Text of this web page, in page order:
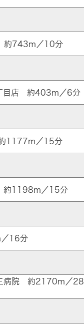
約743m／10分
目店 約403m／6分
1177m／15分
約1198m／15分
16分
病院 約2170m／28